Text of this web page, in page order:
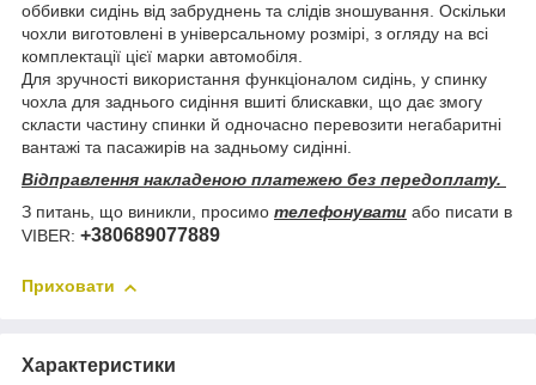
оббивки сидінь від забруднень та слідів зношування. Оскільки
чохли виготовлені в універсальному розмірі, з огляду на всі
комплектації цієї марки автомобіля.
Для зручності використання функціоналом сидінь, у спинку
чохла для заднього сидіння вшиті блискавки, що дає змогу
скласти частину спинки й одночасно перевозити негабаритні
вантажі та пасажирів на задньому сидінні.
Відправлення накладеною платежею без передоплату.
З питань, що виникли, просимо телефонувати або писати в
VIBER: +380689077889
Приховати
Характеристики